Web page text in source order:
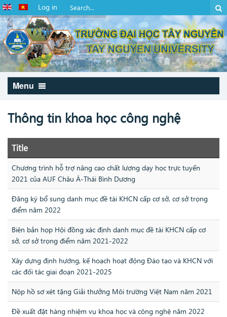
Log in
Menu
Thông tin khoa học công nghệ
Title
Chương trình hỗ trợ nâng cao chất lượng dạy học trực tuyến
2021 của AUF Châu Á-Thái Bình Dương
Đăng ký bổ sung danh mục đề tài KHCN cấp cơ sở, cơ sở trọng
điểm năm 2022
Biên bản họp Hội đồng xác định danh mục đề tài KHCN cấp cơ
sở, cơ sở trọng điểm năm 2021-2022
Xây dựng định hướng, kế hoạch hoạt động Đào tạo và KHCN với
các đối tác giai đoạn 2021-2025
Nộp hồ sơ xét tặng Giải thưởng Môi trường Việt Nam năm 2021
Đề xuất đặt hàng nhiệm vụ khoa học và công nghệ năm 2022